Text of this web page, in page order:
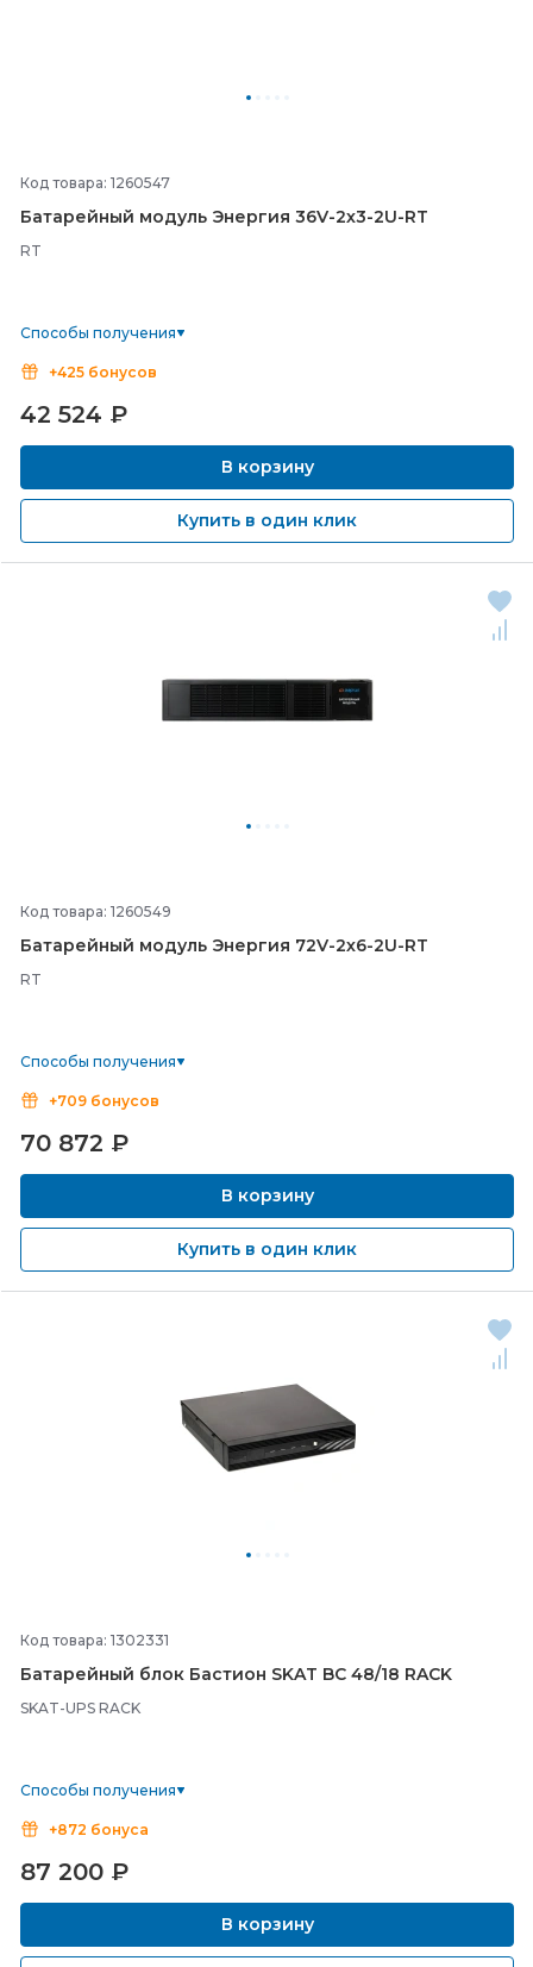
Код товара: 1260547
Батарейный модуль Энергия 36V-2х3-2U-RT
RT
Способы получения
+425 бонусов
42 524 ₽
В корзину
Купить в один клик
Код товара: 1260549
Батарейный модуль Энергия 72V-2х6-2U-RT
RT
Способы получения
+709 бонусов
70 872 ₽
В корзину
Купить в один клик
Код товара: 1302331
Батарейный блок Бастион SKAT BC 48/18 RACK
SKAT-UPS RACK
Способы получения
+872 бонуса
87 200 ₽
В корзину